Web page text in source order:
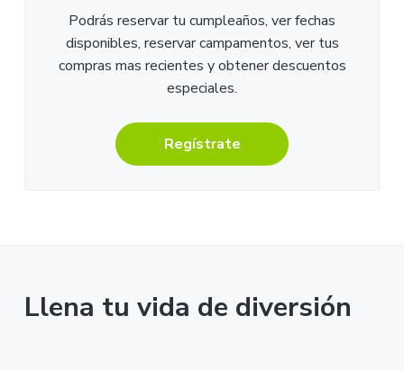
Podrás reservar tu cumpleaños, ver fechas
disponibles, reservar campamentos, ver tus
compras mas recientes y obtener descuentos
especiales.
Regístrate
Llena tu vida de diversión